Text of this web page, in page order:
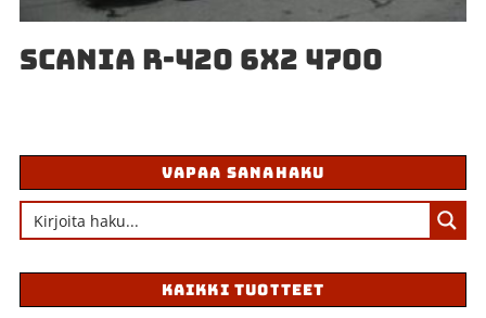
SCANIA R-420 6X2 4700
VAPAA SANAHAKU
KAIKKI TUOTTEET